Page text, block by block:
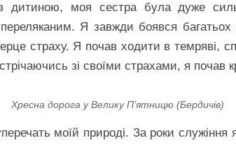
дитиною, моя сестра була дуже
Я завжди боявся
страху. Я почав ходити в темряві,
зі своїми страхами, я
Хресна дорога у Велику П’ятницю (Бердичів)
моїй природі. За роки служіння